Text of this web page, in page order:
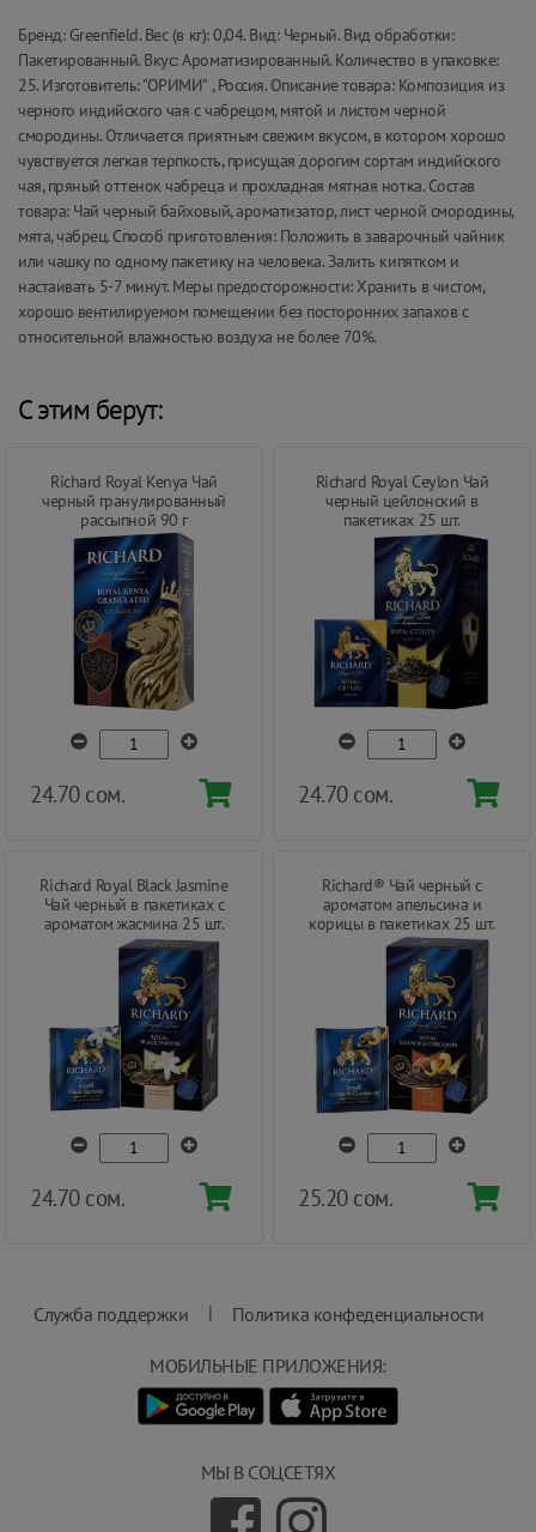
Бренд: Greenfield. Вес (в кг): 0,04. Вид: Черный. Вид обработки:
Пакетированный. Вкус: Ароматизированный. Количество в упаковке:
25. Изготовитель: "ОРИМИ" , Россия. Описание товара: Композиция из
черного индийского чая с чабрецом, мятой и листом черной
смородины. Отличается приятным свежим вкусом, в котором хорошо
чувствуется легкая терпкость, присущая дорогим сортам индийского
чая, пряный оттенок чабреца и прохладная мятная нотка. Состав
товара: Чай черный байховый, ароматизатор, лист черной смородины,
мята, чабрец. Способ приготовления: Положить в заварочный чайник
или чашку по одному пакетику на человека. Залить кипятком и
настаивать 5-7 минут. Меры предосторожности: Хранить в чистом,
хорошо вентилируемом помещении без посторонних запахов с
относительной влажностью воздуха не более 70%.
С этим берут:
Richard Royal Kenya Чай
черный гранулированный
рассыпной 90 г
24.70 сом.
Richard Royal Ceylon Чай
черный цейлонский в
пакетиках 25 шт.
24.70 сом.
Richard Royal Black Jasmine
Чай черный в пакетиках с
ароматом жасмина 25 шт.
24.70 сом.
Richard® Чай черный с
ароматом апельсина и
корицы в пакетиках 25 шт.
25.20 сом.
Служба поддержки | Политика конфеденциальности
МЫ В СОЦСЕТЯХ
МОБИЛЬНЫЕ ПРИЛОЖЕНИЯ: